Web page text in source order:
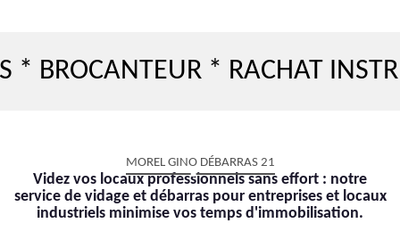
* RACHAT
MOREL GINO DÉBARRAS 21
Videz vos locaux professionnels sans effort : notre
service de vidage et débarras pour entreprises et locaux
industriels minimise vos temps d'immobilisation.